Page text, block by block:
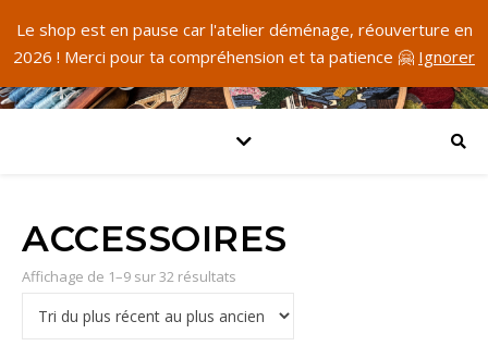
Le shop est en pause car l'atelier déménage, réouverture en
2026 ! Merci pour ta compréhension et ta patience 🤗 Ignorer
ACCESSOIRES
Affichage de 1–9 sur 32 résultats